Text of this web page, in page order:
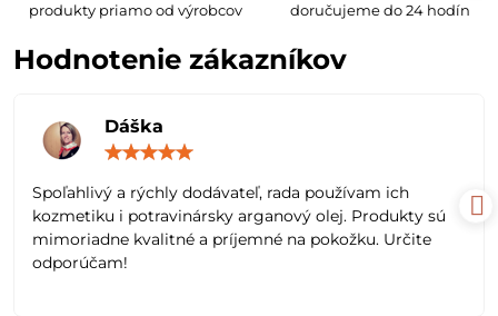
produkty priamo od výrobcov doručujeme do 24 hodín
Hodnotenie zákazníkov
Dáška
5
Spoľahlivý a rýchly dodávateľ, rada používam ich
kozmetiku i potravinársky arganový olej. Produkty sú
mimoriadne kvalitné a príjemné na pokožku. Určite
odporúčam!